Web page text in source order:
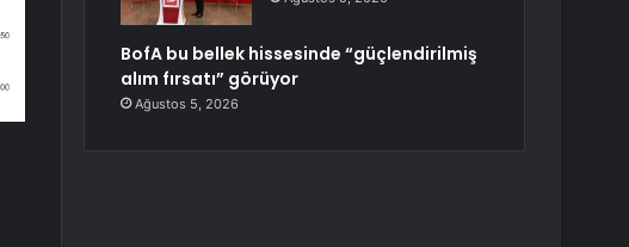
BofA bu bellek hissesinde “güçlendirilmiş
alım fırsatı” görüyor
Ağustos 5, 2026